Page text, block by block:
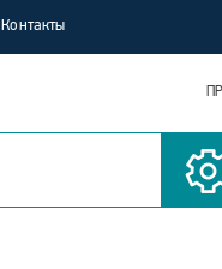
Контакты